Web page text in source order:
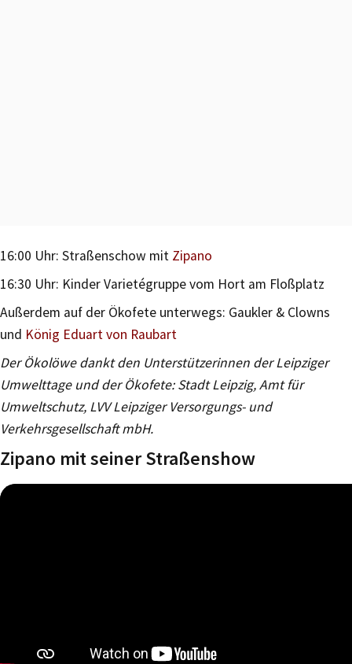
16:00 Uhr: Straßenschow mit Zipano
16:30 Uhr: Kinder Varietégruppe vom Hort am Floßplatz
Außerdem auf der Ökofete unterwegs: Gaukler & Clowns
und König Eduart von Raubart
Der Ökolöwe dankt den Unterstützerinnen der Leipziger
Umwelttage und der Ökofete: Stadt Leipzig, Amt für
Umweltschutz, LVV Leipziger Versorgungs- und
Verkehrsgesellschaft mbH.
Zipano mit seiner Straßenshow